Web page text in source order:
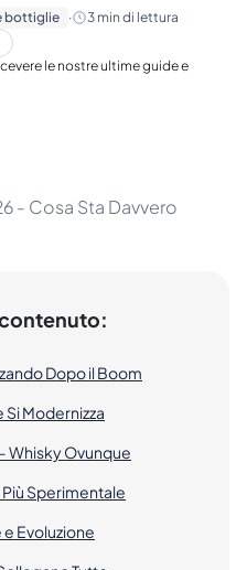
bottiglie · 3 min di lettura
le nostre ultime guide e
- Cosa Sta Davvero
Dopo il Boom
Si Modernizza
Whisky Ovunque
Sperimentale
e Evoluzione